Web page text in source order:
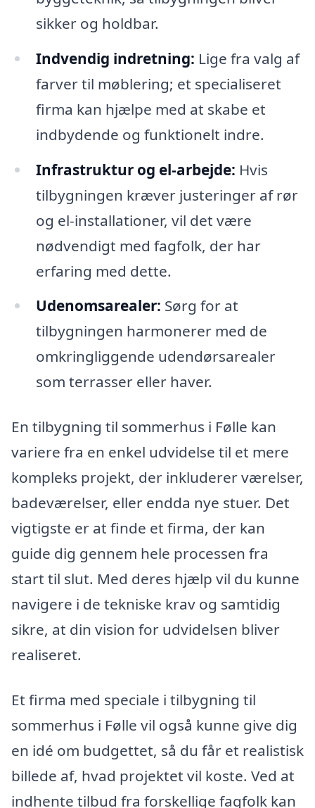
sikker og holdbar.
Indvendig indretning: Lige fra valg af
farver til møblering; et specialiseret
firma kan hjælpe med at skabe et
indbydende og funktionelt indre.
Infrastruktur og el-arbejde: Hvis
tilbygningen kræver justeringer af rør
og el-installationer, vil det være
nødvendigt med fagfolk, der har
erfaring med dette.
Udenomsarealer: Sørg for at
tilbygningen harmonerer med de
omkringliggende udendørsarealer
som terrasser eller haver.
En tilbygning til sommerhus i Følle kan
variere fra en enkel udvidelse til et mere
kompleks projekt, der inkluderer værelser,
badeværelser, eller endda nye stuer. Det
vigtigste er at finde et firma, der kan
guide dig gennem hele processen fra
start til slut. Med deres hjælp vil du kunne
navigere i de tekniske krav og samtidig
sikre, at din vision for udvidelsen bliver
realiseret.
Et firma med speciale i tilbygning til
sommerhus i Følle vil også kunne give dig
en idé om budgettet, så du får et realistisk
billede af, hvad projektet vil koste. Ved at
indhente tilbud fra forskellige fagfolk kan